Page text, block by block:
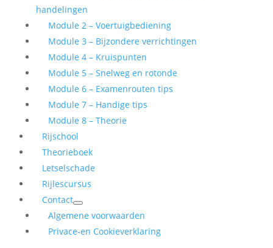
handelingen
Module 2 – Voertuigbediening
Module 3 – Bijzondere verrichtingen
Module 4 – Kruispunten
Module 5 – Snelweg en rotonde
Module 6 – Examenrouten tips
Module 7 – Handige tips
Module 8 – Theorie
Rijschool
Theorieboek
Letselschade
Rijlescursus
Contact
Algemene voorwaarden
Privace-en Cookieverklaring